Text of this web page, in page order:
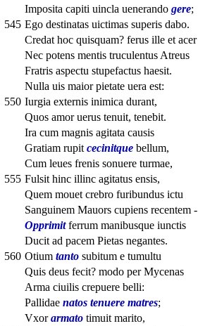
Imposita capiti uincla uenerando gere;
545 Ego destinatas uictimas superis dabo.
Credat hoc quisquam? ferus ille et acer
Nec potens mentis truculentus Atreus
Fratris aspectu stupefactus haesit.
Nulla uis maior pietate uera est:
550 Iurgia externis inimica durant,
Quos amor uerus tenuit, tenebit.
Ira cum magnis agitata causis
Gratiam rupit cecinitque bellum,
Cum leues frenis sonuere turmae,
555 Fulsit hinc illinc agitatus ensis,
Quem mouet crebro furibundus ictu
Sanguinem Mauors cupiens recentem -
Opprimitferrum manibusque iunctis
Ducit ad pacem Pietas negantes.
560 Otium tanto subitum e tumultu
Quis deus fecit? modo per Mycenas
Arma ciuilis crepuere belli:
Pallidae natos tenuere matres;
Vxorarmato timuit marito,